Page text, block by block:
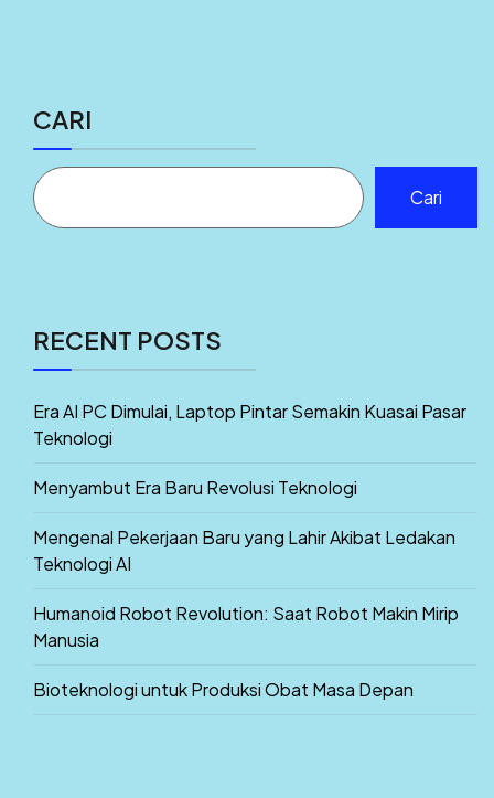
CARI
Cari
RECENT POSTS
Era AI PC Dimulai, Laptop Pintar Semakin Kuasai Pasar
Teknologi
Menyambut Era Baru Revolusi Teknologi
Mengenal Pekerjaan Baru yang Lahir Akibat Ledakan
Teknologi AI
Humanoid Robot Revolution: Saat Robot Makin Mirip
Manusia
Bioteknologi untuk Produksi Obat Masa Depan